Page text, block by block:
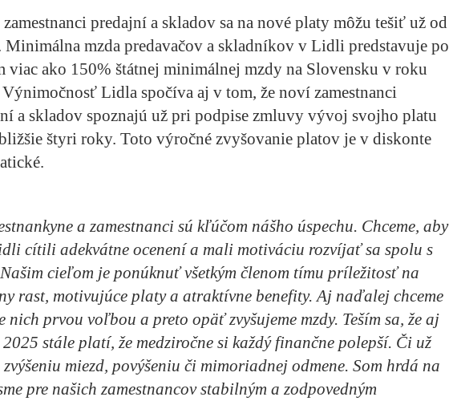
predajní a skladov sa na nové platy môžu tešiť už od
Minimálna mzda predavačov a skladníkov v Lidli predstavuje po
viac ako 150% štátnej minimálnej mzdy na Slovensku v roku
Lidla spočíva aj v tom, že noví zamestnanci
a skladov spoznajú už pri podpise zmluvy vývoj svojho platu
štyri roky. Toto výročné zvyšovanie platov je v diskonte
a zamestnanci sú kľúčom nášho úspechu. Chceme, aby
cítili adekvátne ocenení a mali motiváciu rozvíjať sa spolu s
cieľom je ponúknuť všetkým členom tímu príležitosť na
rast, motivujúce platy a atraktívne benefity. Aj naďalej chceme
nich prvou voľbou a preto opäť zvyšujeme mzdy. Teším sa, že aj
stále platí, že medziročne si každý finančne polepší. Či už
miezd, povýšeniu či mimoriadnej odmene. Som hrdá na
pre našich zamestnancov stabilným a zodpovedným